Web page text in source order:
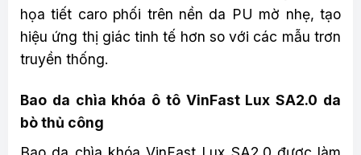
họa tiết caro phối trên nền da PU mờ nhẹ, tạo
hiệu ứng thị giác tinh tế hơn so với các mẫu trơn
truyền thống.
Bao da chìa khóa ô tô VinFast Lux SA2.0 da
bò thủ công